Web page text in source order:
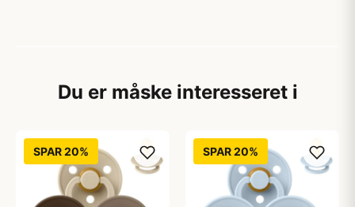
Du er måske interesseret i
SPAR 20% SPAR 20%